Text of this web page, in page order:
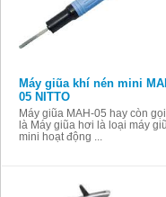
Máy giũa khí nén mini
05 NITTO
Máy giũa MAH-05 hay còn gọi
là Máy giũa hơi là loại máy
mini hoạt động ...